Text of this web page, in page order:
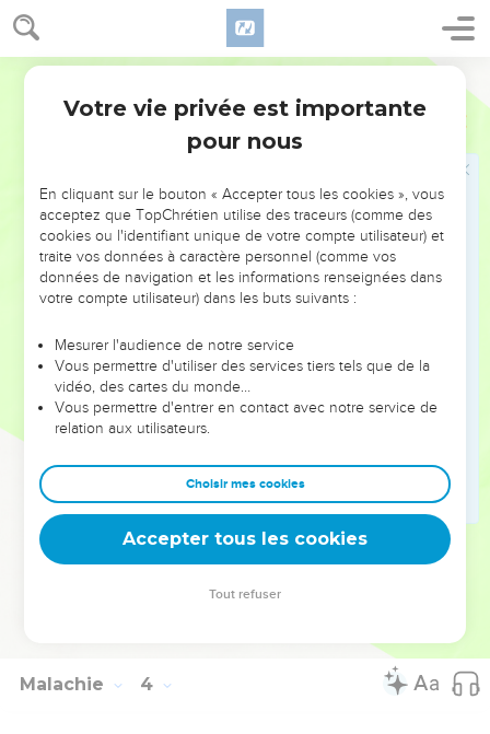
Malachie 3
Le jour où Dieu révélera sa justice
13 Vos paroles sont rudes contre moi, dit l'Éternel. Et vous
Vous avez dit : C'est en vain que l'on sert Dieu ; Qu'avons-
nous gagné à observer ses préceptes, Et à marcher avec
Maintenant nous estimons heureux les hautains ; Oui, les
méchants prospèrent ; Oui, ils tentent Dieu, et ils
échappent !
Alors ceux qui craignent l'Éternel se parlèrent l'un à
souvenir fut écrit devant lui Pour ceux qui craignent l'Éternel
Et qui honorent son nom.
Ils seront à moi, dit l'Éternel des armées, Ils
m'appartiendront, au jour que je prépare ; J'aurai compassion
sert.
Et vous verrez de nouveau la différence Entre le juste et le
méchant, Entre celui qui sert Dieu Et celui qui ne le sert pas.
Malachie 4
Votre vie privée est importante
pour nous
En cliquant sur le bouton « Accepter tous les cookies », vous
acceptez que TopChrétien utilise des traceurs (comme des
cookies ou l'identifiant unique de votre compte utilisateur) et
traite vos données à caractère personnel (comme vos
données de navigation et les informations renseignées dans
votre compte utilisateur) dans les buts suivants :
Mesurer l'audience de notre service
Vous permettre d'utiliser des services tiers tels que de la
vidéo, des cartes du monde…
Vous permettre d'entrer en contact avec notre service de
relation aux utilisateurs.
Choisir mes cookies
Accepter tous les cookies
Tout refuser